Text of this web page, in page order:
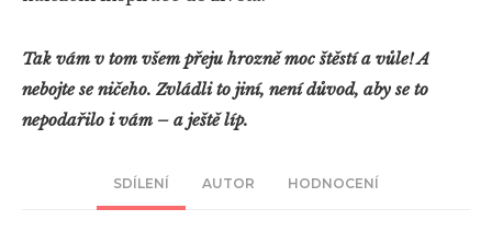
SDÍLENÍ AUTOR HODNOCENÍ
Tak vám v tom všem přeju hrozně moc štěstí a vůle! A
nebojte se ničeho. Zvládli to jiní, není důvod, aby se to
nepodařilo i vám – a ještě líp.